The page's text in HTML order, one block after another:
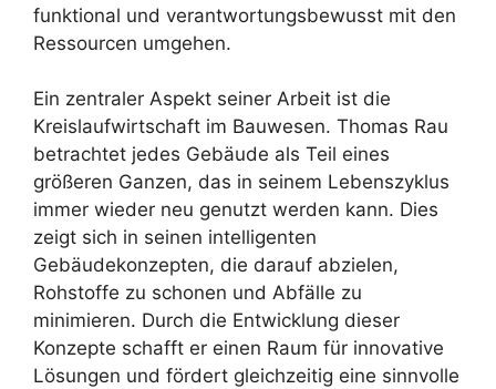
funktional und verantwortungsbewusst mit den
Ressourcen umgehen.
Ein zentraler Aspekt seiner Arbeit ist die
Kreislaufwirtschaft im Bauwesen. Thomas Rau
betrachtet jedes Gebäude als Teil eines
größeren Ganzen, das in seinem Lebenszyklus
immer wieder neu genutzt werden kann. Dies
zeigt sich in seinen intelligenten
Gebäudekonzepten, die darauf abzielen,
Rohstoffe zu schonen und Abfälle zu
minimieren. Durch die Entwicklung dieser
Konzepte schafft er einen Raum für innovative
Lösungen und fördert gleichzeitig eine sinnvolle